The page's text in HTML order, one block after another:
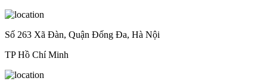
Số 263 Xã Đàn, Quận Đống Đa, Hà Nội
TP Hồ Chí Minh